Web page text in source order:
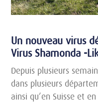
Un nouveau virus
Virus Shamonda -
Depuis plusieurs
dans plusieurs
ainsi qu’en Suisse et